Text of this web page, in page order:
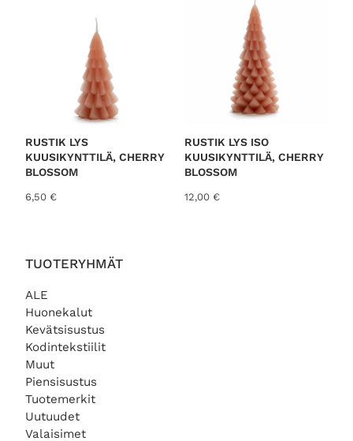
TUOTERYHMÄT
ALE
Huonekalut
Kevätsisustus
Kodintekstiilit
Muut
Piensisustus
Tuotemerkit
Uutuudet
Valaisimet
d
b
y
l
a
e
RUSTIK LYS
KUUSIKYNTTILÄ, CHERRY
BLOSSOM
6,50 €
RUSTIK LYS ISO
KUUSIKYNTTILÄ, CHERRY
BLOSSOM
12,00 €